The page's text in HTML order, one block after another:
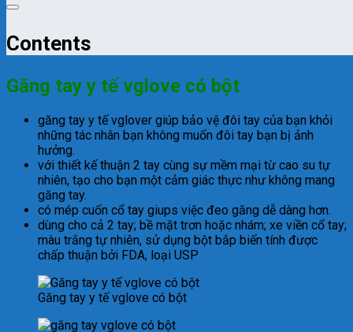
Contents
Găng tay y tế vglove có bột
găng tay y tế vglover giúp bảo vệ đôi tay của bạn khỏi
những tác nhân bạn không muốn đôi tay bạn bị ảnh
hưởng.
với thiết kế thuận 2 tay cùng sự mềm mại từ cao su tự
nhiên, tạo cho bạn một cảm giác thực như không mang
găng tay.
có mép cuốn cổ tay giups việc đeo găng dễ dàng hơn.
dùng cho cả 2 tay; bề mặt trơn hoặc nhám; xe viền cổ tay;
màu trắng tự nhiên, sử dụng bột bắp biến tính được
chấp thuận bởi FDA, loại USP
Găng tay y tế vglove có bột